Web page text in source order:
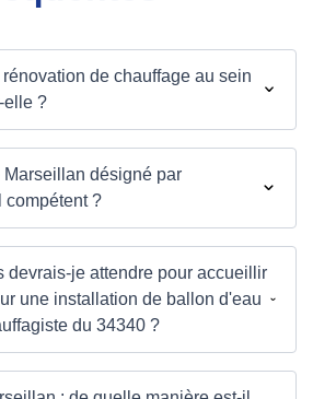
de chauffage au sein
elle ?
Marseillan désigné par
compétent ?
devrais-je attendre pour accueillir
une installation de ballon d'eau
du 34340 ?